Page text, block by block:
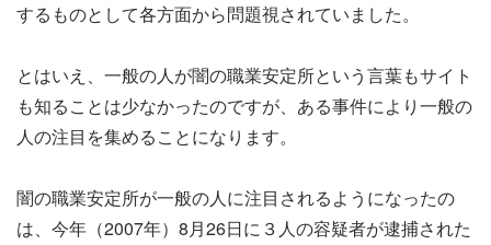
するものとして各方面から問題視されていました。
とはいえ、一般の人が闇の職業安定所という言葉もサイト
も知ることは少なかったのですが、ある事件により一般の
人の注目を集めることになります。
闇の職業安定所が一般の人に注目されるようになったの
は、今年（2007年）8月26日に３人の容疑者が逮捕された